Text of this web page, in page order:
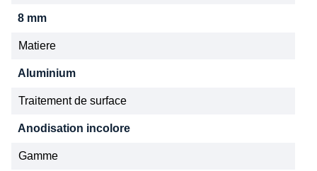
8 mm
Matiere
Aluminium
Traitement de surface
Anodisation incolore
Gamme